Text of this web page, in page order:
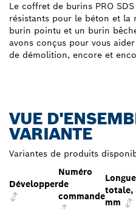
Le coffret de burins PRO
résistants pour le béton et la
burin pointu et un burin
avons conçus pour vous
de démolition, encore et
VUE
VARIANTE
Variantes de produits
Développer
Numéro
de
commande
totale,
mm